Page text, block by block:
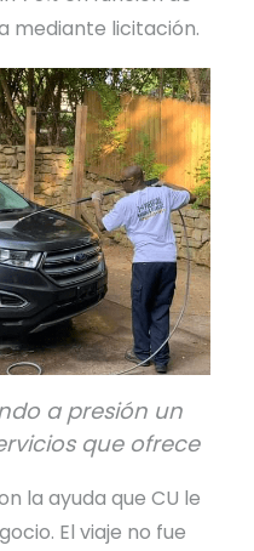
mediante licitación.
a presión un
que ofrece
la ayuda que CU le
El viaje no fue